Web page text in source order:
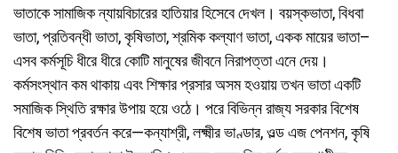
ভাতাকে সামাজিক ন্যায়বিচারের হাতিয়ার হিসেবে দেখল। বয়স্কভাতা, বিধবা
ভাতা, প্রতিবন্ধী ভাতা, কৃষিভাতা, শ্রমিক কল্যাণ ভাতা, একক মায়ের ভাতা–
এসব কর্মসূচি ধীরে ধীরে কোটি মানুষের জীবনে নিরাপত্তা এনে দেয়।
কর্মসংস্থান কম থাকায় এবং শিক্ষার প্রসার অসম হওয়ায় তখন ভাতা একটি
সমাজিক স্থিতি রক্ষার উপায় হয়ে ওঠে। পরে বিভিন্ন রাজ্য সরকার বিশেষ
বিশেষ ভাতা প্রবর্তন করে—কন্যাশ্রী, লক্ষ্মীর ভাণ্ডার, ওল্ড এজ পেনশন, কৃষি